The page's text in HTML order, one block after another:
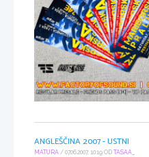
ANGLEŠČINA 2007 - USTNI
MATURA / 07.06.2007, 10:19 OD TASAA_